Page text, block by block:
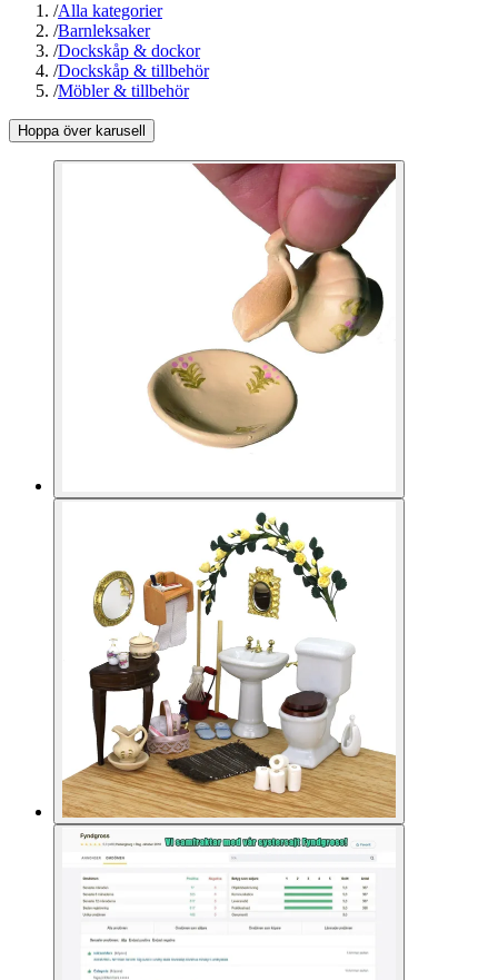
/Alla kategorier
/Barnleksaker
/Dockskåp & dockor
/Dockskåp & tillbehör
/Möbler & tillbehör
Hoppa över karusell